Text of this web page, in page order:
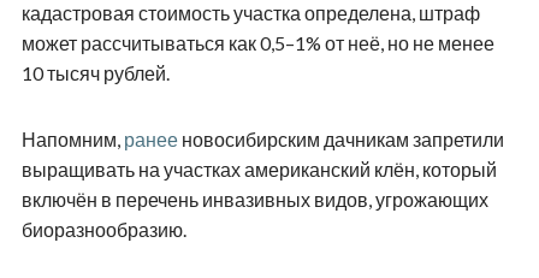
кадастровая стоимость участка определена, штраф
может рассчитываться как 0,5–1% от неё, но не менее
10 тысяч рублей.
Напомним, ранееновосибирским дачникам запретили
выращивать на участках американский клён, который
включён в перечень инвазивных видов, угрожающих
биоразнообразию.